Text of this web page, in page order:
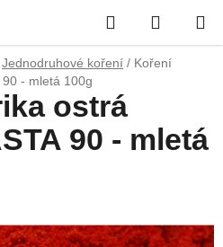
Hledat
KOŠÍK
Jednodruhové koření / Koření
- mletá 100g
ostrá
90 - mletá